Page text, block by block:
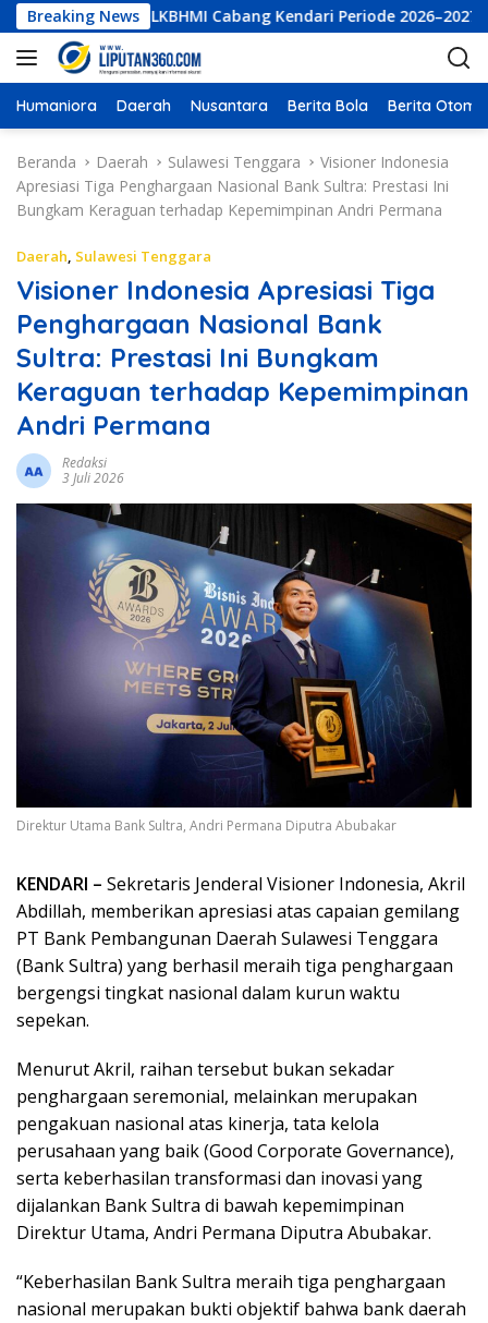
a
g
u
Breaking News
LKBHMI Cabang Kendari Periode 2026–2027
Humaniora Daerah Nusantara Berita Bola Berita
Beranda Daerah Sulawesi Tenggara
Visioner Indonesia
Apresiasi Tiga Penghargaan Nasional Bank Sultra: Prestasi Ini
Bungkam Keraguan terhadap Kepemimpinan Andri Permana
Daerah, Sulawesi Tenggara
Visioner Indonesia Apresiasi Tiga
Penghargaan Nasional Bank
Sultra: Prestasi Ini Bungkam
Keraguan terhadap Kepemimpinan
Andri Permana
Redaksi
3 Juli 2026
Direktur Utama Bank Sultra, Andri Permana Diputra Abubakar
KENDARI – Sekretaris Jenderal Visioner Indonesia, Akril
Abdillah, memberikan apresiasi atas capaian gemilang
PT Bank Pembangunan Daerah Sulawesi Tenggara
(Bank Sultra) yang berhasil meraih tiga penghargaan
bergengsi tingkat nasional dalam kurun waktu
sepekan.
Menurut Akril, raihan tersebut bukan sekadar
penghargaan seremonial, melainkan merupakan
pengakuan nasional atas kinerja, tata kelola
perusahaan yang baik (Good Corporate Governance),
serta keberhasilan transformasi dan inovasi yang
dijalankan Bank Sultra di bawah kepemimpinan
Direktur Utama, Andri Permana Diputra Abubakar.
“Keberhasilan Bank Sultra meraih tiga penghargaan
nasional merupakan bukti objektif bahwa bank daerah